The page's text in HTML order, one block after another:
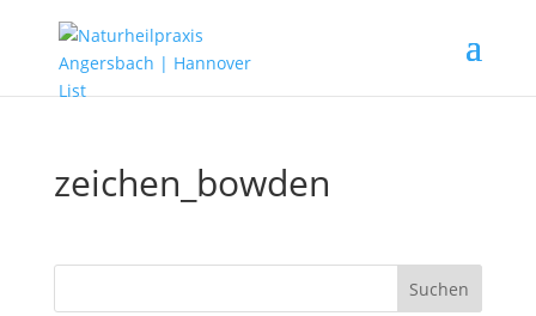
zeichen_bowden